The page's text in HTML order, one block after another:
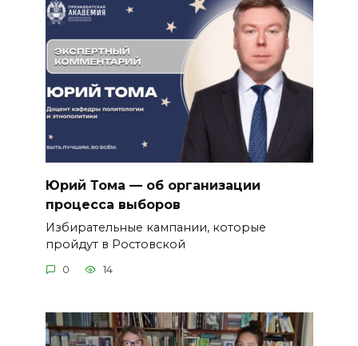
Юрий Тома — об организации
процесса выборов
Избирательные кампании, которые
пройдут в Ростовской
0 14